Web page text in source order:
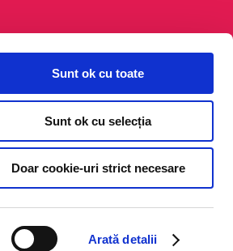
Arată detalii
Sunt ok cu toate
Sunt ok cu selecția
Doar cookie-uri strict necesare